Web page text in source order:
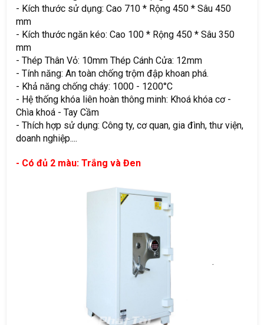
- Kích thước sử dụng: Cao 710 * Rộng 450 * Sâu 450
mm
- Kích thước ngăn kéo: Cao 100 * Rộng 450 * Sâu 350
mm
- Thép Thân Vỏ: 10mm Thép Cánh Cửa: 12mm
- Tính năng: An toàn chống trộm đập khoan phá.
- Khả năng chống cháy: 1000 - 1200°C
- Hệ thống khóa liên hoàn thông minh: Khoá khóa cơ -
Chìa khoá - Tay Cầm
- Thích hợp sử dụng: Công ty, cơ quan, gia đình, thư viện,
doanh nghiệp....
- Có đủ 2 màu: Trắng và Đen
.